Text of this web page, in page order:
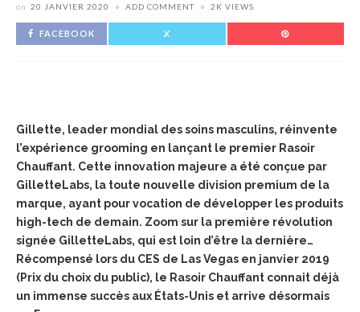
on 20 JANVIER 2020 ADD COMMENT 2K VIEWS
FACEBOOK
Gillette, leader mondial des soins masculins, réinvente
l’expérience grooming en lançant le premier Rasoir
Chauffant. Cette innovation majeure a été conçue par
GilletteLabs, la toute nouvelle division premium de la
marque, ayant pour vocation de développer les produits
high-tech de demain. Zoom sur la première révolution
signée GilletteLabs, qui est loin d’être la dernière…
Récompensé lors du CES de Las Vegas en janvier 2019
(Prix du choix du public), le Rasoir Chauffant connait déjà
un immense succès aux États-Unis et arrive désormais